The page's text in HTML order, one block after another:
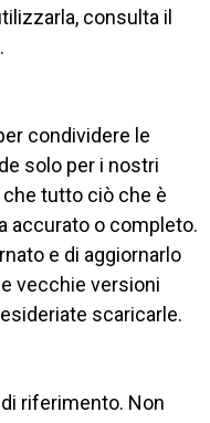
consulta il
condividere le
solo per i nostri
tutto ciò che è
accurato o completo.
e di aggiornarlo
vecchie versioni
scaricarle.
riferimento. Non